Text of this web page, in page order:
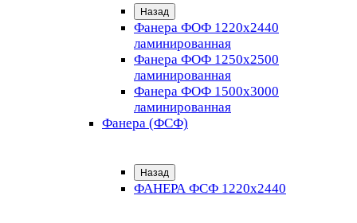
Назад
Фанера ФОФ 1220x2440
ламинированная
Фанера ФОФ 1250x2500
ламинированная
Фанера ФОФ 1500x3000
ламинированная
Фанера (ФСФ)
Назад
ФАНЕРА ФСФ 1220х2440